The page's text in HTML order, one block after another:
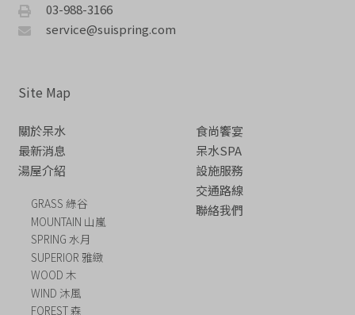
03-988-3166
service@suispring.com
Site Map
關於呆水
最新消息
湯屋介紹
GRASS 綠谷
MOUNTAIN 山嵐
SPRING 水月
SUPERIOR 雅緻
WOOD 木
WIND 沐風
FOREST 森
食尚饗宴
呆水SPA
設施服務
交通路線
聯絡我們